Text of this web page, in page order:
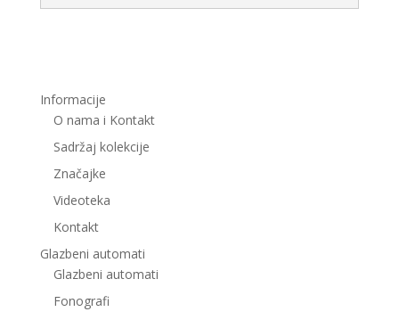
Informacije
O nama i Kontakt
Sadržaj kolekcije
Značajke
Videoteka
Kontakt
Glazbeni automati
Glazbeni automati
Fonografi